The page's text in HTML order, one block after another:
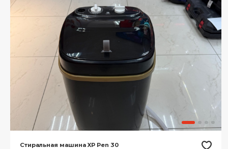
Стиральная машина XP Pen 30